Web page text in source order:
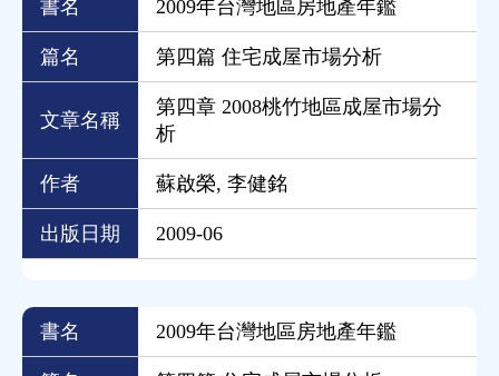
書名 2009年台灣地區房地產年鑑
篇名 第四篇 住宅成屋市場分析
文章名稱
第四章 2008桃竹地區成屋市場分
析
作者 蘇啟榮, 李健銘
出版日期 2009-06
書名 2009年台灣地區房地產年鑑